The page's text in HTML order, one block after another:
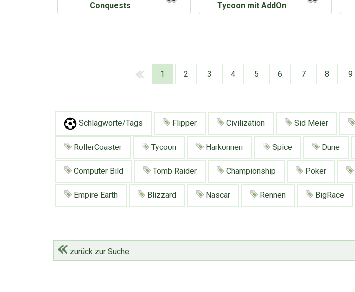
Conquests
Tycoon mit AddOn
1 2 3 4 5 6 7 8 9
Schlagworte/Tags Flipper Civilization Sid Meier
RollerCoaster Tycoon Harkonnen Spice Dune
Computer Bild Tomb Raider Championship Poker
Empire Earth Blizzard Nascar Rennen BigRace
zurück zur Suche